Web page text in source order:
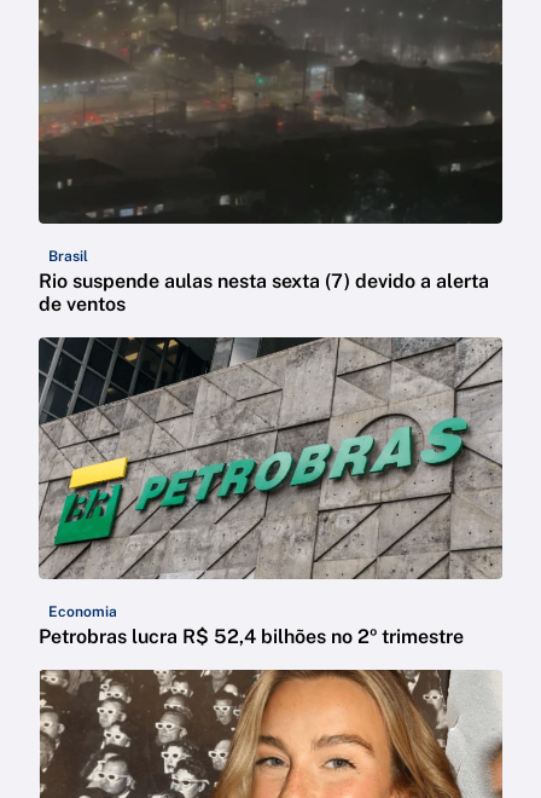
Brasil
Rio suspende aulas nesta sexta (7) devido a alerta
de ventos
Economia
Petrobras lucra R$ 52,4 bilhões no 2º trimestre